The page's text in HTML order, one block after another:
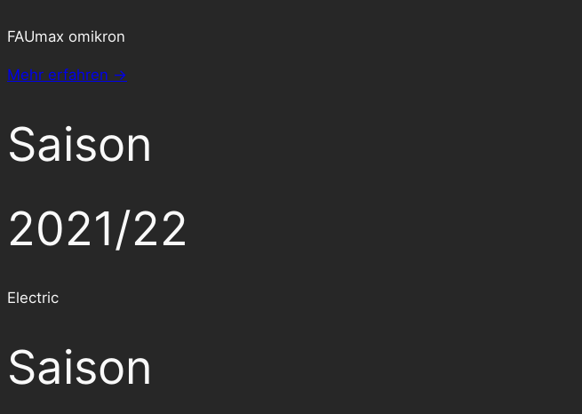
FAUmax omikron
Mehr erfahren →
Saison
2021/22
Electric
Saison